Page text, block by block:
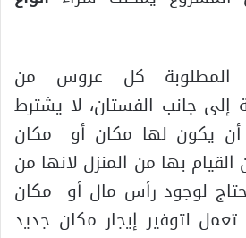
المطلوبة كل عروس من
إلى جانب الفستان، لا يشترط
يكون لها مكان أو مكان
بها من المنزل لانها من
لوجود رأس مال أو مكان
لتوفير إيجار مكان جديد